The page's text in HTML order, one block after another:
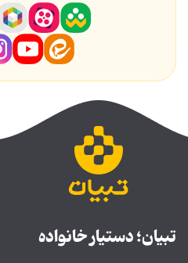
تبیان؛ دستیار خانواده